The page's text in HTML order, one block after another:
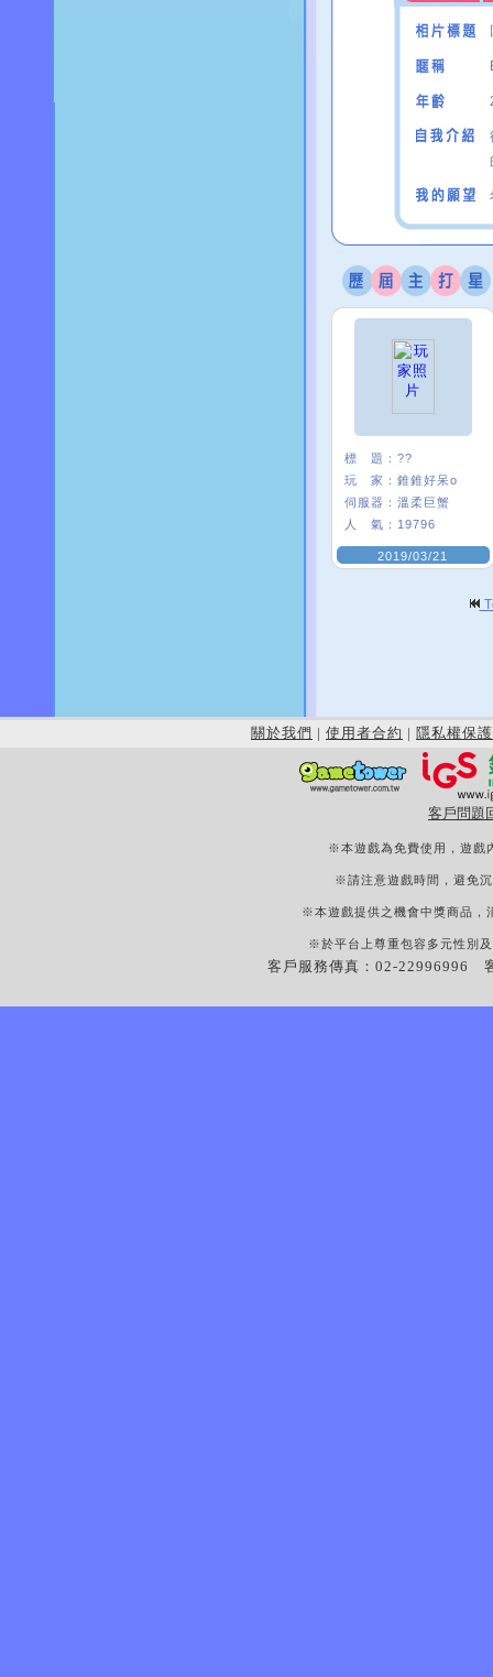
標 題： ??
玩 家： 錐錐好呆o
伺服器： 溫柔巨蟹
人 氣： 19796
2019/03/21
關於我們 | 使用者合約 | 隱私權保護
客戶問題
※本遊戲為免費使用，遊戲
※請注意遊戲時間，避免
※本遊戲提供之機會中獎商品，
※於平台上尊重包容多元性別
客戶服務傳真：02-22996996